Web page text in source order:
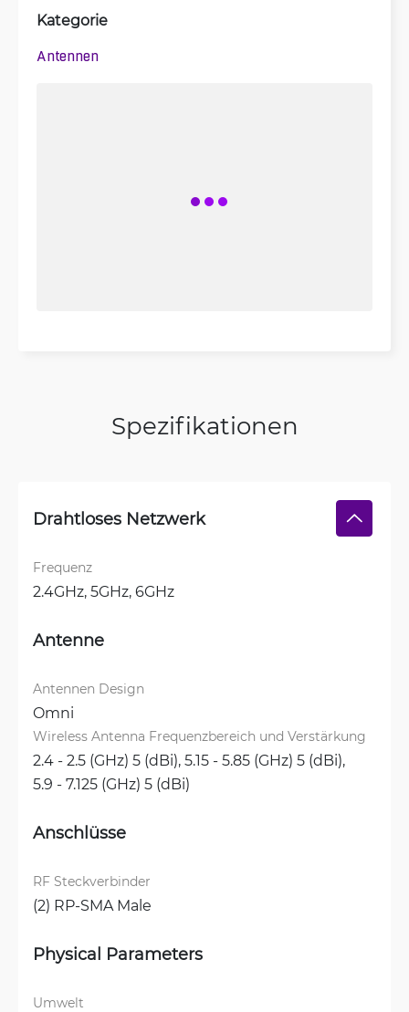
Kategorie
Antennen
Spezifikationen
Drahtloses Netzwerk
Frequenz
2.4GHz, 5GHz, 6GHz
Antenne
Antennen Design
Omni
Wireless Antenna Frequenzbereich und Verstärkung
2.4 - 2.5 (GHz) 5 (dBi), 5.15 - 5.85 (GHz) 5 (dBi),
5.9 - 7.125 (GHz) 5 (dBi)
Anschlüsse
RF Steckverbinder
(2) RP-SMA Male
Physical Parameters
Umwelt